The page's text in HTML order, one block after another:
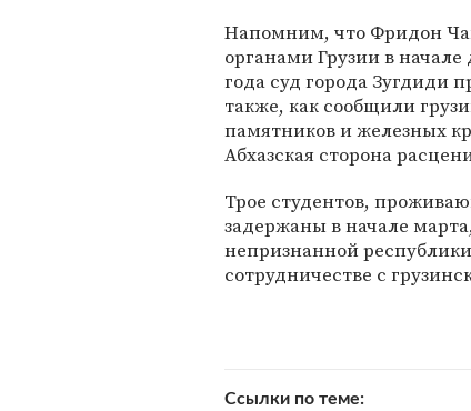
Напомним, что Фридон
органами Грузии в начале
года суд города Зугдиди
также, как сообщили
памятников и железных
Абхазская сторона
Трое студентов,
задержаны в начале
непризнанной
сотрудничестве с
Ссылки по теме